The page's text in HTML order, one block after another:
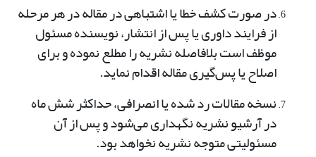
در صورت کشف خطا یا اشتباهی در مقاله در هر مرحله
از فرایند داوری یا پس از انتشار، نویسنده مسئول
موظف است بلافاصله نشریه را مطلع نموده و برای
اصلاح یا پس‌گیری مقاله اقدام نماید.
نسخه مقالات رد شده یا انصرافی، حداکثر شش ماه
در آرشیو نشریه نگهداری می‌شود و پس از آن
مسئولیتی متوجه نشریه نخواهد بود.